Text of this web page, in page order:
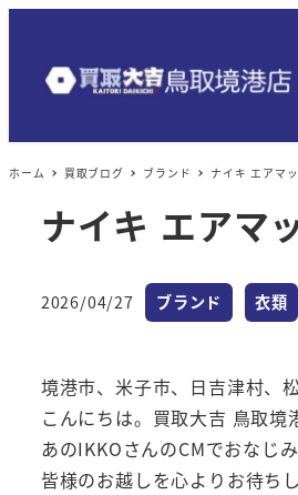
ン
テ
ホーム 買取ブログ ブランド ナイキ エアマ
ナイキ エアマ
投稿日
2026/04/27 カテゴリー
ブランド カテ
衣類
境港市、米子市、日吉津村、
こんにちは。買取大吉 鳥取境
あのIKKOさんのCMでおなじ
皆様のお越しを心よりお待ち